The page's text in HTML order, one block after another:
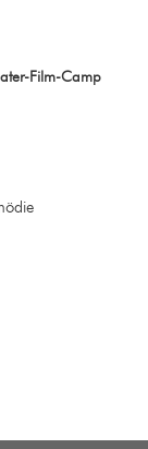
Film-Camp